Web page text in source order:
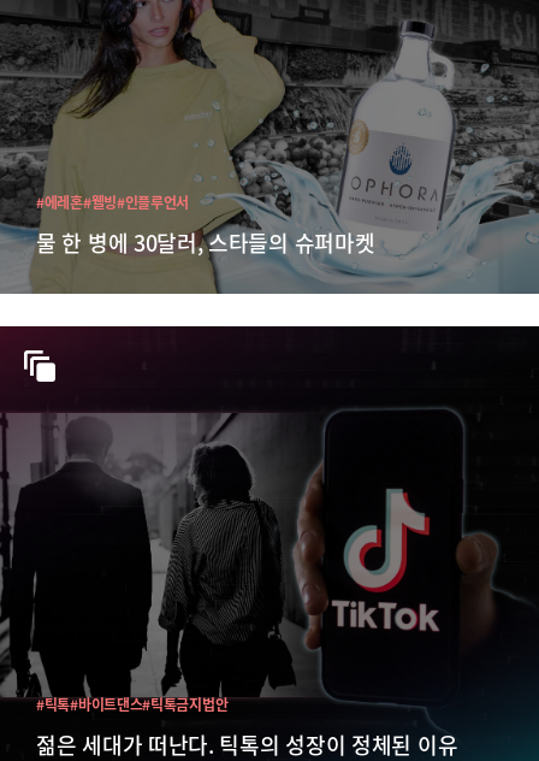
물 한 병에 30달러, 스타들의 슈퍼마켓
#에레혼#웰빙#인플루언서
젊은 세대가 떠난다. 틱톡의 성장이 정체된 이유
#틱톡#바이트댄스#틱톡금지법안